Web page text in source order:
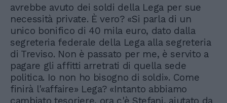
avrebbe avuto dei soldi della Lega per sue
necessità private. È vero? «Si parla di un
unico bonifico di 40 mila euro, dato dalla
segreteria federale della Lega alla segreteria
di Treviso. Non è passato per me, è servito a
pagare gli affitti arretrati di quella sede
politica. Io non ho bisogno di soldi». Come
finirà l'«affaire» Lega? «Intanto abbiamo